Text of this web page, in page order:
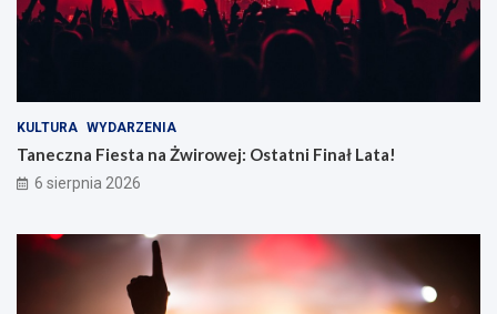
KULTURA WYDARZENIA
Taneczna Fiesta na Żwirowej: Ostatni Finał Lata!
6 sierpnia 2026